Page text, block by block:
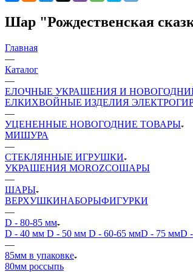
Шар "Рождественская
Главная
—
Каталог
—
ЕЛОЧНЫЕ УКРАШЕНИЯ И
ЕЛКИХВОЙНЫЕ ИЗДЕЛИЯ
—
УЦЕНЕННЫЕ НОВОГОДНИЕ ТОВАРЫ
МИШУРА
—
СТЕКЛЯННЫЕ ИГРУШКИ
УКРАШЕНИЯ MOROZCOШАРЫ
—
ШАРЫ
ВЕРХУШКИНАБОРЫФИГУРКИ
—
D - 80-85 мм
D - 40 мм D - 50 мм D - 60-65 ммD - 75 ммD
—
85мм в упаковке
80мм россыпь